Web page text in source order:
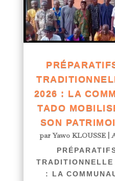
2026 : LA
TADO
SON
parYawo KLOUSSE|
: LA